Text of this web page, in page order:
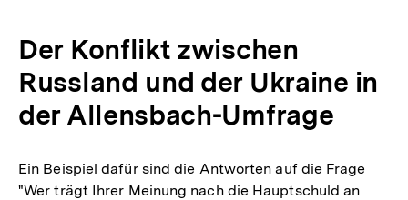
Der Konflikt zwischen
Russland und der Ukraine in
der Allensbach-Umfrage
Ein Beispiel dafür sind die Antworten auf die Frage
"Wer trägt Ihrer Meinung nach die Hauptschuld an